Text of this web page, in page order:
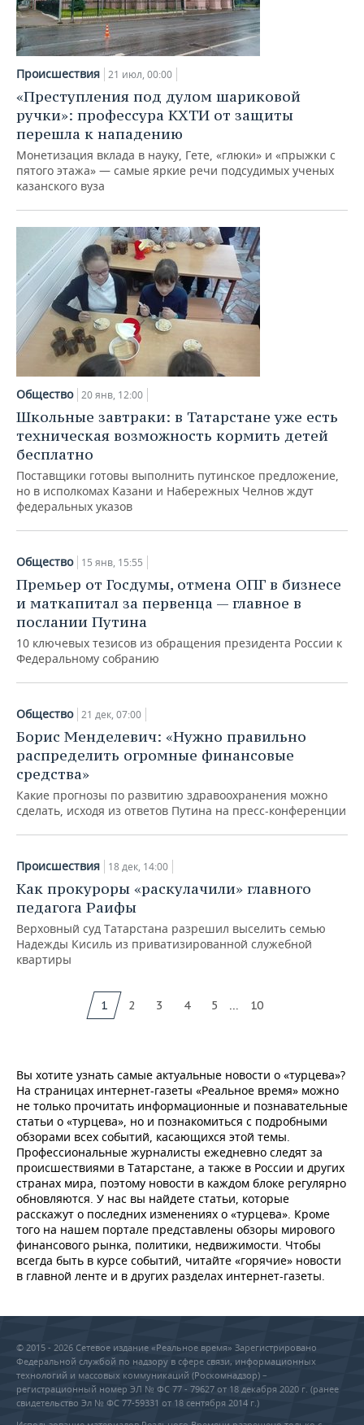
Происшествия 21 июл, 00:00
«Преступления под дулом шариковой
ручки»: профессура КХТИ от защиты
перешла к нападению
Монетизация вклада в науку, Гете, «глюки» и «прыжки с
пятого этажа» — самые яркие речи подсудимых ученых
казанского вуза
Общество 20 янв, 12:00
Школьные завтраки: в Татарстане уже есть
техническая возможность кормить детей
бесплатно
Поставщики готовы выполнить путинское предложение,
но в исполкомах Казани и Набережных Челнов ждут
федеральных указов
Общество 15 янв, 15:55
Премьер от Госдумы, отмена ОПГ в бизнесе
и маткапитал за первенца — главное в
послании Путина
10 ключевых тезисов из обращения президента России к
Федеральному собранию
Общество 21 дек, 07:00
Борис Менделевич: «Нужно правильно
распределить огромные финансовые
средства»
Какие прогнозы по развитию здравоохранения можно
сделать, исходя из ответов Путина на пресс-конференции
Происшествия 18 дек, 14:00
Как прокуроры «раскулачили» главного
педагога Раифы
Верховный суд Татарстана разрешил выселить семью
Надежды Кисиль из приватизированной служебной
квартиры
1 2 3 4 5 ... 10
Вы хотите узнать самые актуальные новости о «турцева»?
На страницах интернет-газеты «Реальное время» можно
не только прочитать информационные и познавательные
статьи о «турцева», но и познакомиться с подробными
обзорами всех событий, касающихся этой темы.
Профессиональные журналисты ежедневно следят за
происшествиями в Татарстане, а также в России и других
странах мира, поэтому новости в каждом блоке регулярно
обновляются. У нас вы найдете статьи, которые
расскажут о последних изменениях о «турцева». Кроме
того на нашем портале представлены обзоры мирового
финансового рынка, политики, недвижимости. Чтобы
всегда быть в курсе событий, читайте «горячие» новости
в главной ленте и в других разделах интернет-газеты.
© 2015 - 2026 Сетевое издание «Реальное время» Зарегистрировано
Федеральной службой по надзору в сфере связи, информационных
технологий и массовых коммуникаций (Роскомнадзор) –
регистрационный номер ЭЛ № ФС 77 - 79627 от 18 декабря 2020 г. (ранее
свидетельство Эл № ФС 77-59331 от 18 сентября 2014 г.)